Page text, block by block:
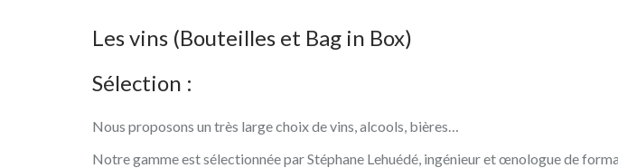
Les vins (Bouteilles et Bag in Box)
Sélection :
Nous proposons un très large choix de vins, alcools, bières…
Notre gamme est sélectionnée par Stéphane Lehuédé, ingénieur et œnologue de